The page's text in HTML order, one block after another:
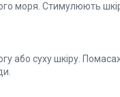
моря. Стимулюють
або суху шкіру.